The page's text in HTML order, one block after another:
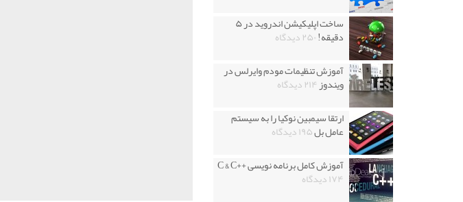
ساخت اپلیکیشن اندروید در ۵
دقیقه!۲۵۰ دیدگاه
آموزش تنظیمات مودم وایرلس در
ویندوز۲۱۴ دیدگاه
ارتقا سیمبین نوکیا را به سیستم
عامل بل۱۹۵ دیدگاه
آموزش کامل برنامه نویسی ++C & C
۱۷۴ دیدگاه